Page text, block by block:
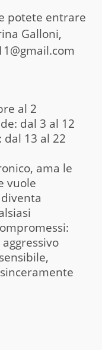
potete entrare
Galloni,
al 2
dal 3 al 12
dal 13 al 22
ama le
vuole